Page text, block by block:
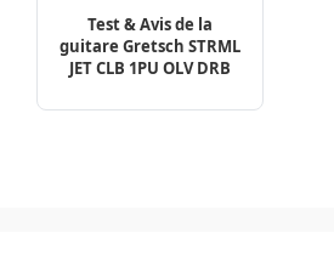
Test & Avis de la
guitare Gretsch STRML
JET CLB 1PU OLV DRB